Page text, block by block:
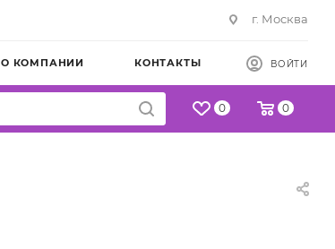
г. Москва
О КОМПАНИИ КОНТАКТЫ ВОЙТИ
0 0